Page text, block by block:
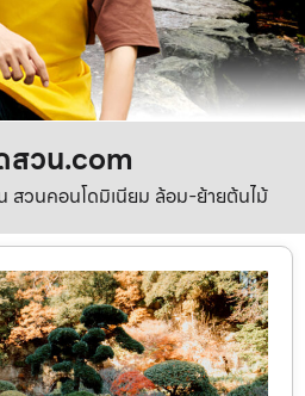
สวน.com
สวนคอนโดมิเนียม ล้อม-ย้ายต้นไม้